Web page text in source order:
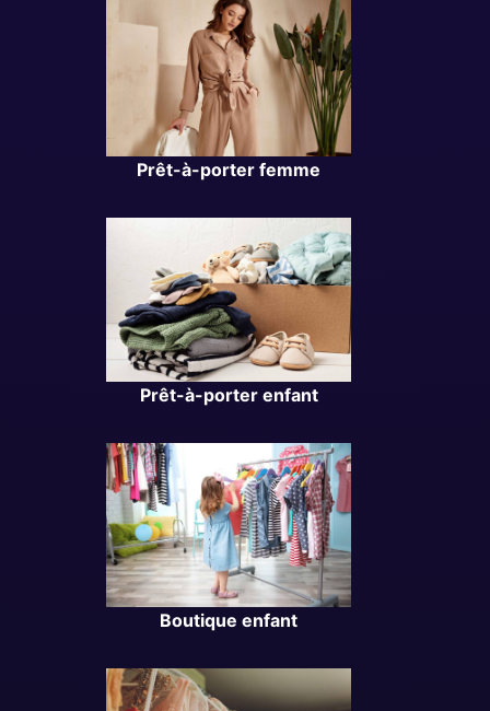
Prêt-à-porter femme
Prêt-à-porter enfant
Boutique enfant